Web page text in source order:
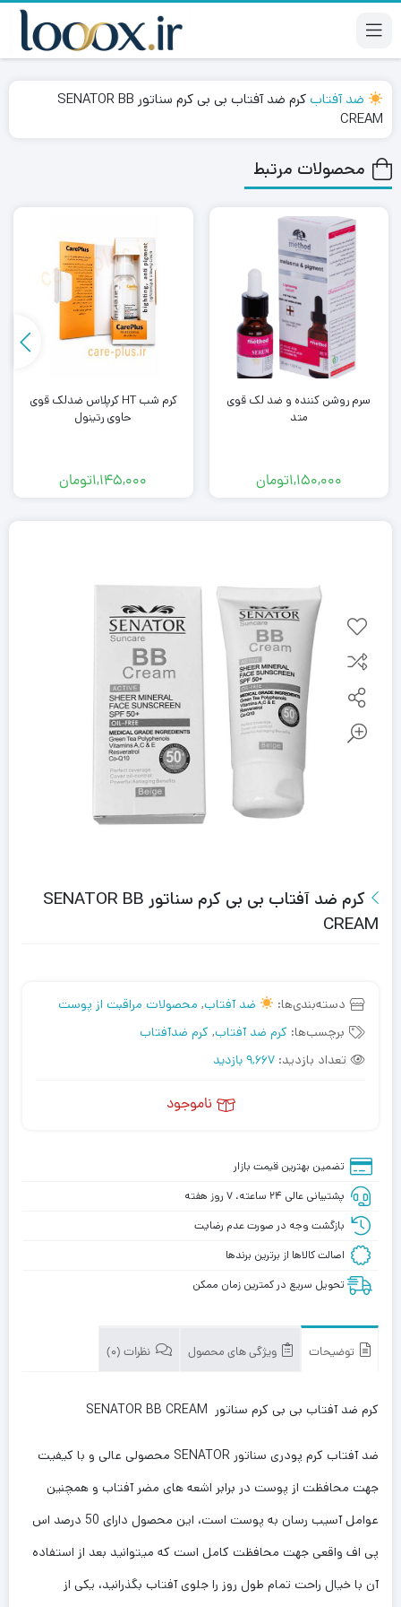
ضد آفتاب
کرم ضد آفتاب بی بی کرم سناتور SENATOR BB
CREAM
محصولات مرتبط
سرم روشن کننده و ضد لک قوی
متد
1,150,000تومان
کرم شب HT کرپلاس ضدلک قوی
حاوی رتینول
1,145,000تومان
کرم ضد آفتاب بی بی کرم سناتور SENATOR BB
CREAM
دسته‌بندی‌ها: ضد آفتاب, محصولات مراقبت از پوست
برچسب‌ها: کرم ضد آفتاب, کرم ضدآفتاب
تعداد بازدید: 9,667 بازدید
ناموجود
تضمین بهترین قیمت بازار
پشتیبانی عالی ۲۴ ساعته، ۷ روز هفته
بازگشت وجه در صورت عدم رضایت
اصالت کالاها از برترین برندها
تحویل سریع در کمترین زمان ممکن
توضیحات ویژگی های محصول نظرات (0)
کرم ضد آفتاب بی بی کرم سناتور SENATOR BB CREAM
ضد آفتاب کرم پودری سناتور SENATOR محصولی عالی و با کیفیت
جهت محافظت از پوست در برابر اشعه های مضر آفتاب و همچنین
عوامل آسیب رسان به پوست است، این محصول دارای 50 درصد اس
پی اف واقعی جهت محافظت کامل است که میتوانید بعد از استفاده
آن با خیال راحت تمام طول روز را جلوی آفتاب بگذرانید، یکی از